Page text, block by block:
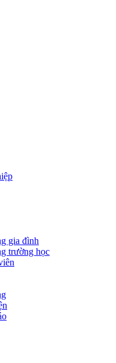
gia đình
trường học